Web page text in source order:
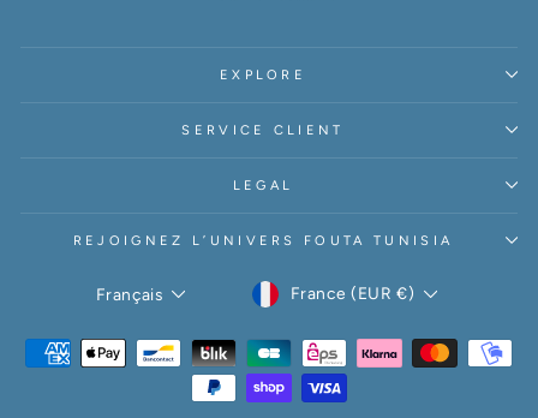
EXPLORE
SERVICE CLIENT
LEGAL
REJOIGNEZ L’UNIVERS FOUTA TUNISIA
LANGUE
Français DEVISE
France (EUR €)